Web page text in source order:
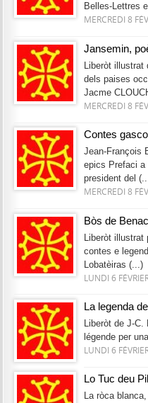
Belles-Lettres
MERCREDI 8
Jansemin,
Liberòt
dels paises
Jacme
MERCREDI 8
Contes
Jean-François
epics Prefaci a
president del
MERCREDI 8
Bòs de Benac
Liberòt illustrat
contes e
Lobatèiras (...)
LUNDI 6
La legenda
Liberòt de J-C.
légende per
LUNDI 6
Lo Tuc deu
La ròca